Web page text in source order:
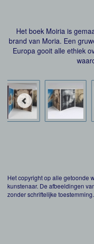
Het boek Moiria is
brand van Moria. Een
Europa gooit alle ethiek
Het copyright op alle getoonde
kunstenaar. De afbeeldingen
zonder schriftelijke toestemming.